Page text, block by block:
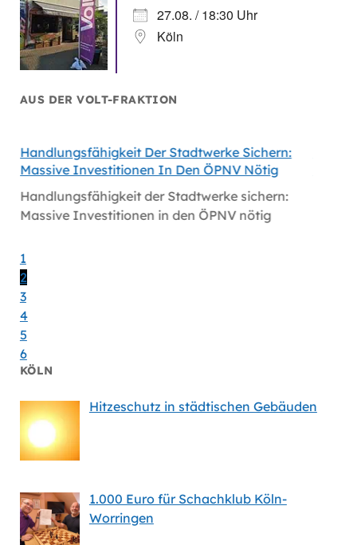
27.08. / 18:30 Uhr
Köln
AUS DER VOLT-FRAKTION
Handlungsfähigkeit Der Stadtwerke Sichern:
Massive Investitionen In Den ÖPNV Nötig
Handlungsfähigkeit der Stadtwerke sichern:
Massive Investitionen in den ÖPNV nötig
1
2
3
4
5
6
KÖLN
Hitzeschutz in städtischen Gebäuden
1.000 Euro für Schachklub Köln-
Worringen